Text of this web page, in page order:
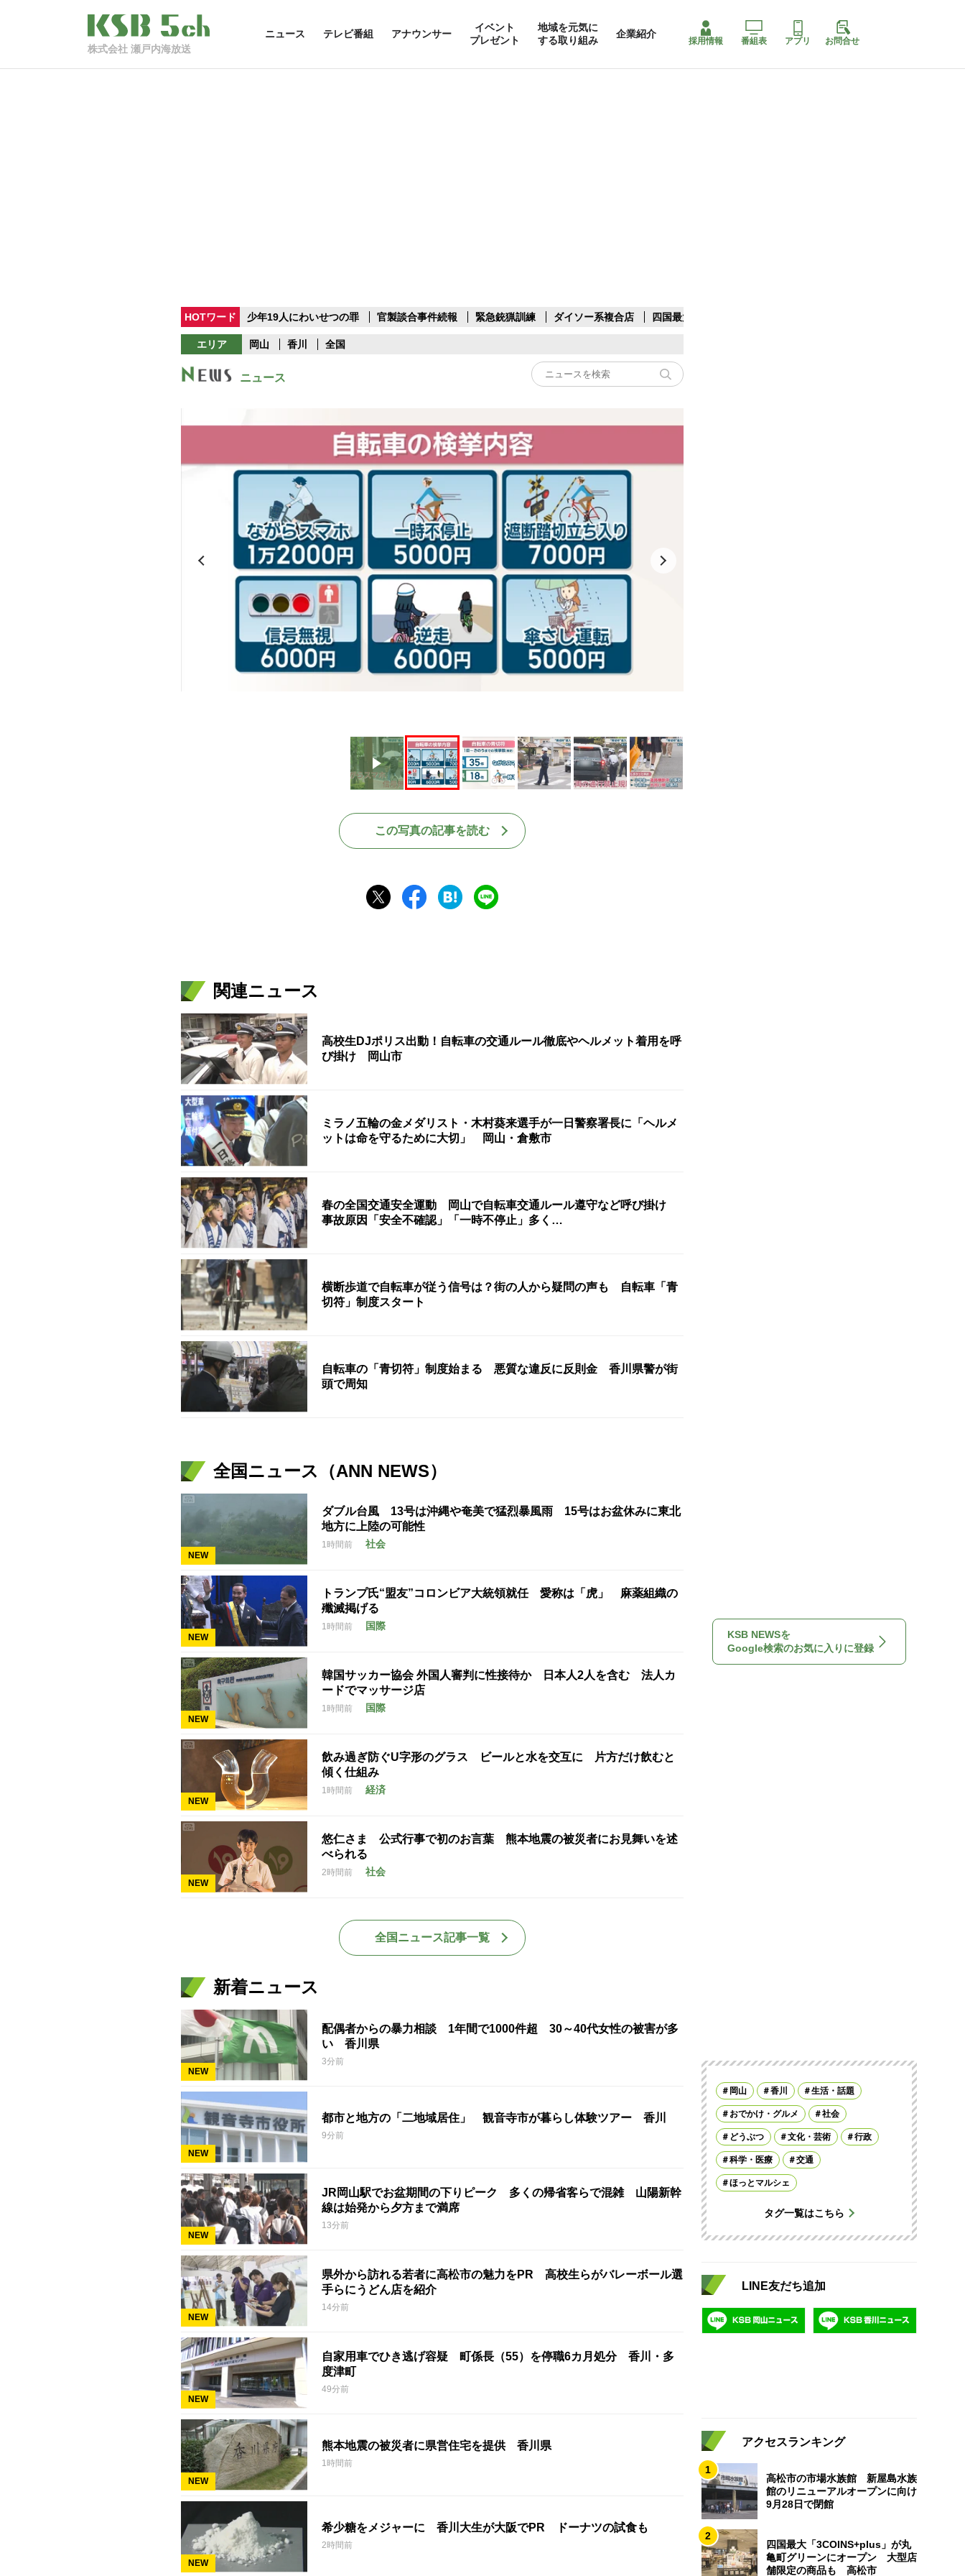
株式会社 瀬戸内海放送
ニュース テレビ番組 アナウンサー
イベント
プレゼント
地域を元気に
する取り組み
企業紹介
採用情報 番組表 アプリ お問合せ
HOTワード 少年19人にわいせつの罪 官製談合事件続報 緊急銃猟訓練 ダイソー系複合店 四国最大スリコ
エリア 岡山 香川 全国
ニュース
この写真の記事を読む
関連ニュース
高校生DJポリス出動！自転車の交通ルール徹底やヘルメット着用を呼
び掛け 岡山市
ミラノ五輪の金メダリスト・木村葵来選手が一日警察署長に「ヘルメ
ットは命を守るために大切」 岡山・倉敷市
春の全国交通安全運動 岡山で自転車交通ルール遵守など呼び掛け
事故原因「安全不確認」「一時不停止」多く…
横断歩道で自転車が従う信号は？街の人から疑問の声も 自転車「青
切符」制度スタート
自転車の「青切符」制度始まる 悪質な違反に反則金 香川県警が街
頭で周知
全国ニュース（ANN NEWS）
NEW
ダブル台風 13号は沖縄や奄美で猛烈暴風雨 15号はお盆休みに東北
地方に上陸の可能性
1時間前 社会
NEW
トランプ氏“盟友”コロンビア大統領就任 愛称は「虎」 麻薬組織の
殲滅掲げる
1時間前 国際
NEW
韓国サッカー協会 外国人審判に性接待か 日本人2人を含む 法人カ
ードでマッサージ店
1時間前 国際
NEW
飲み過ぎ防ぐU字形のグラス ビールと水を交互に 片方だけ飲むと
傾く仕組み
1時間前 経済
NEW
悠仁さま 公式行事で初のお言葉 熊本地震の被災者にお見舞いを述
べられる
2時間前 社会
全国ニュース記事一覧
新着ニュース
NEW
配偶者からの暴力相談 1年間で1000件超 30～40代女性の被害が多
い 香川県
3分前
NEW
都市と地方の「二地域居住」 観音寺市が暮らし体験ツアー 香川
9分前
NEW
JR岡山駅でお盆期間の下りピーク 多くの帰省客らで混雑 山陽新幹
線は始発から夕方まで満席
13分前
NEW
県外から訪れる若者に高松市の魅力をPR 高校生らがバレーボール選
手らにうどん店を紹介
14分前
NEW
自家用車でひき逃げ容疑 町係長（55）を停職6カ月処分 香川・多
度津町
49分前
NEW
熊本地震の被災者に県営住宅を提供 香川県
1時間前
NEW
希少糖をメジャーに 香川大生が大阪でPR ドーナツの試食も
2時間前
KSB NEWSを
Google検索のお気に入りに登録
岡山 香川 生活・話題
おでかけ・グルメ 社会
どうぶつ 文化・芸術 行政
科学・医療 交通
ほっとマルシェ
タグ一覧はこちら
LINE友だち追加
アクセスランキング
1
高松市の市場水族館 新屋島水族
館のリニューアルオープンに向け
9月28日で閉館
2
四国最大「3COINS+plus」が丸
亀町グリーンにオープン 大型店
舗限定の商品も 高松市